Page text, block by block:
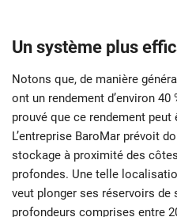
Un système plus
Notons que, de manière
ont un rendement d’environ 40
prouvé que ce rendement
L’entreprise BaroMar prévoit
stockage à proximité des
profondes. Une telle
veut plonger ses réservoirs de
profondeurs comprises entre